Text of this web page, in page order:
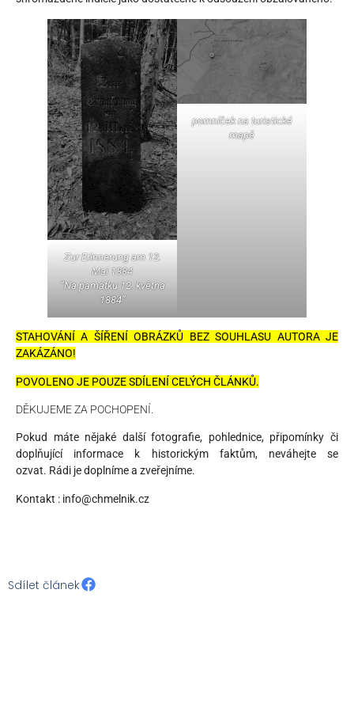
Zur Erinnerung am 12.
Mai 1884
“Na památku 12. května
1884”
pomníček na turistické
mapě
STAHOVÁNÍ A ŠÍŘENÍ OBRÁZKŮ BEZ SOUHLASU AUTORA JE
ZAKÁZÁNO!
POVOLENO JE POUZE SDÍLENÍ CELÝCH ČLÁNKŮ.
DĚKUJEME ZA POCHOPENÍ.
Pokud máte nějaké další fotografie, pohlednice, připomínky či
doplňující informace k historickým faktům, neváhejte se
ozvat. Rádi je doplníme a zveřejníme.
Kontakt : info@chmelnik.cz
Sdílet článek